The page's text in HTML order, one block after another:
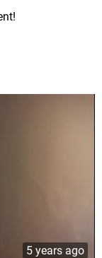
5 years ago